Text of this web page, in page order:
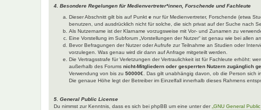
4. Besondere Regelungen für Medienvertreter*innen, Forschende und Fachleute
Dieser Abschnitt gilt bis auf Punkt e nur für Medienvertreter, Forschende (etwa
benutzen, und ausdrücklich nicht für solche, die sich privat auf der Suche nach
Als Nutzername ist der Klarname vorzugsweise mit Vor- und Zunamen zu
Eine Vorstellung im Subforum „Vorstellungen der Nutzer“ ist genau wie bei allen
Bevor Befragungen der Nutzer oder Aufrufe zur Teilnahme an Studien oder
vorzulegen. Was genau wird dir dann auf Anfrage mitgeteilt werden.
Die Vertragsstrafe für Verletzungen der Vertraulichkeit ist für Fachleute erhöht:
außerhalb des Forums nicht-Mitgliedern oder gesperrten Nutzern zugänglich
Verwendung von bis zu 50000€ . Das gilt unabhängig davon, ob die Person sich
Die genaue Höhe legt der Betreiber im Einzelfall innerhalb dieses Rahmens
5. General Public License
Du nimmst zur Kenntnis, dass es sich bei phpBB um eine unter der „GNU General